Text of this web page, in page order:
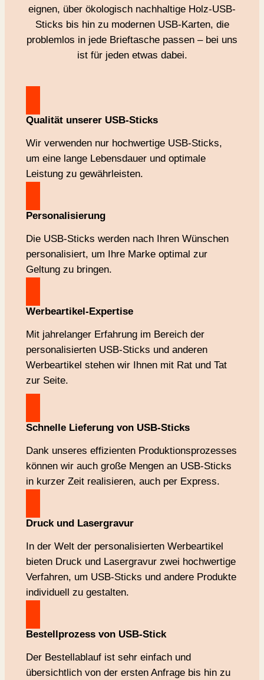
eignen, über ökologisch nachhaltige Holz-USB-
Sticks bis hin zu modernen USB-Karten, die
problemlos in jede Brieftasche passen – bei uns
ist für jeden etwas dabei.
Qualitätunserer USB-Sticks
Wir verwenden nur hochwertige USB-Sticks,
um eine lange Lebensdauer und optimale
Leistung zu gewährleisten.
Personalisierung
Die USB-Sticks werden nach Ihren Wünschen
personalisiert, um Ihre Marke optimal zur
Geltung zu bringen.
Werbeartikel-Expertise
Mit jahrelanger Erfahrung im Bereich der
personalisierten USB-Sticks und anderen
Werbeartikel stehen wir Ihnen mit Rat und Tat
zur Seite.
Schnelle Lieferungvon USB-Sticks
Dank unseres effizienten Produktionsprozesses
können wir auch große Mengen an USB-Sticks
in kurzer Zeit realisieren, auch per Express.
Druck und Lasergravur
In der Welt der personalisierten Werbeartikel
bieten Druck und Lasergravur zwei hochwertige
Verfahren, um USB-Sticks und andere Produkte
individuell zu gestalten.
Bestellprozess von USB-Stick
Der Bestellablauf ist sehr einfach und
übersichtlich von der ersten Anfrage bis hin zu